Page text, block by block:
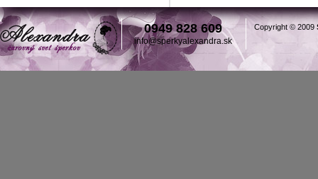
0949 828 609
info@sperkyalexandra.sk
Copyright © 2009